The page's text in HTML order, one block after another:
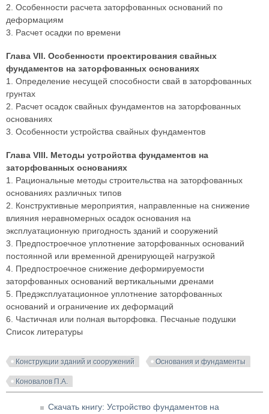
2. Особенности расчета заторфованных оснований по
деформациям
3. Расчет осадки по времени
Глава VII. Особенности проектирования свайных
фундаментов на заторфованных основаниях
1. Определение несущей способности свай в заторфованных
грунтах
2. Расчет осадок свайных фундаментов на заторфованных
основаниях
3. Особенности устройства свайных фундаментов
Глава VIII. Методы устройства фундаментов на
заторфованных основаниях
1. Рациональные методы строительства на заторфованных
основаниях различных типов
2. Конструктивные мероприятия, направленные на снижение
влияния неравномерных осадок основания на
эксплуатационную пригодность зданий и сооружений
3. Предпостроечное уплотнение заторфованных оснований
постоянной или временной дренирующей нагрузкой
4. Предпостроечное снижение деформируемости
заторфованных оснований вертикальными дренами
5. Предэксплуатационное уплотнение заторфованных
оснований и ограничение их деформаций
6. Частичная или полная выторфовка. Песчаные подушки
Список литературы
Конструкции зданий и сооружений Основания и фундаменты
Коновалов П.А.
Скачать книгу: Устройство фундаментов на